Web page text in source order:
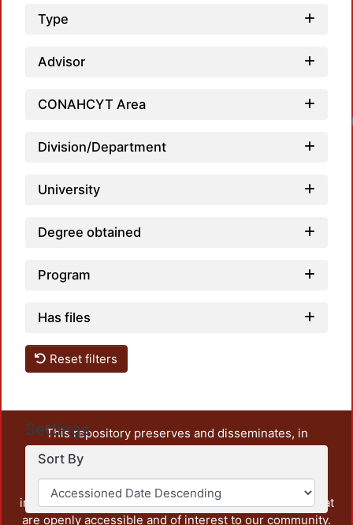
Type
Advisor
CONAHCYT Area
Division/Department
University
Degree obtained
Program
Has files
Reset filters
Settings
Sort By
This repository preserves and disseminates, in
unrestricted open access, the teaching and research
output of UAM Azcapotzalco. It also includes some
administrative and graphic documents from the
institution, as well as content from other institutions that
are openly accessible and of interest to our community.